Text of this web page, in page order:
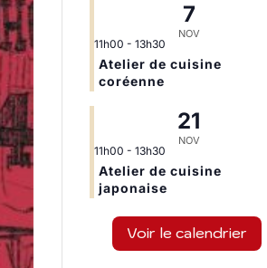
7
NOV
11h00 - 13h30
Atelier de cuisine
coréenne
21
NOV
11h00 - 13h30
Atelier de cuisine
japonaise
Voir le calendrier